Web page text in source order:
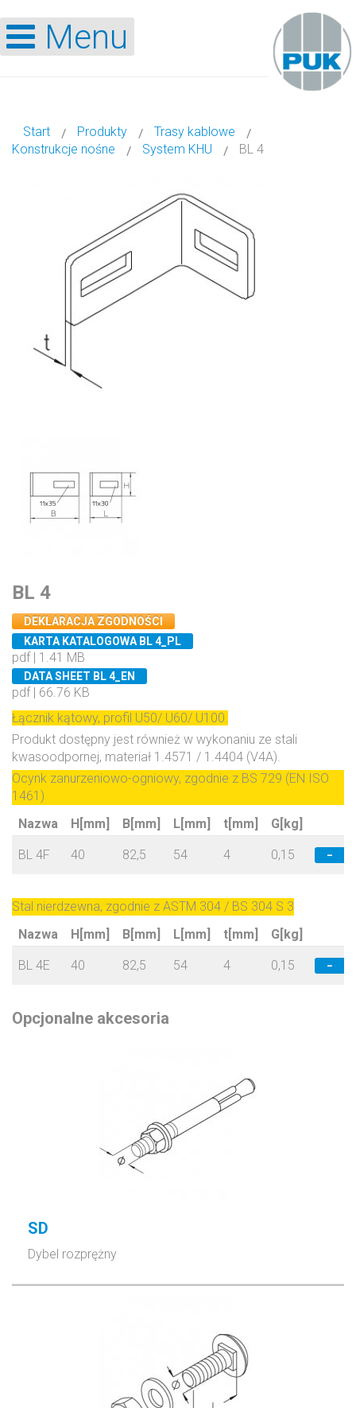
Menu
Start Produkty
Trasy kablowe
Konstrukcje nośne
System KHU BL 4
BL 4
DEKLARACJA ZGODNOŚCI
KARTA KATALOGOWA BL 4_PL
pdf | 1.41 MB
DATA SHEET BL 4_EN
pdf | 66.76 KB
Łącznik kątowy, profil U50/ U60/ U100.
Produkt dostępny jest również w wykonaniu ze stali
kwasoodpornej, materiał 1.4571 / 1.4404 (V4A).
Ocynk zanurzeniowo-ogniowy, zgodnie z BS 729 (EN ISO
1461)
Nazwa
H[mm] B[mm] L[mm] t[mm] G[kg]
BL 4F 40 82,5 54 4 0,15 −
Stal nierdzewna, zgodnie z ASTM 304 / BS 304 S 3
Nazwa
H[mm] B[mm] L[mm] t[mm] G[kg]
BL 4E 40 82,5 54 4 0,15 −
Opcjonalne akcesoria
SD
Dybel rozprężny